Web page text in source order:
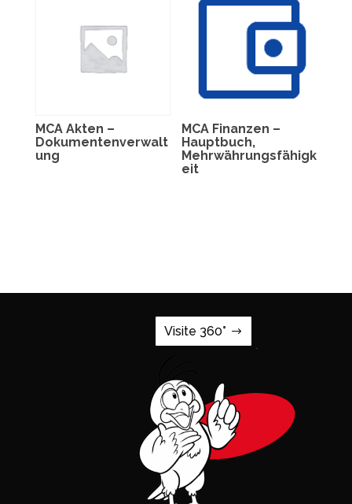
MCA Akten –
Dokumentenverwalt
ung
MCA Finanzen –
Hauptbuch,
Mehrwährungsfähigk
eit
Visite 360°